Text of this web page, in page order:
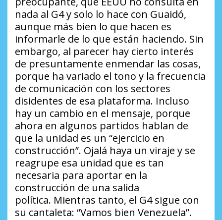
nada al G4 y solo lo hace con Guaidó,
aunque más bien lo que hacen es
informarle de lo que están haciendo. Sin
embargo, al parecer hay cierto interés
de presuntamente enmendar las cosas,
porque ha variado el tono y la frecuencia
de comunicación con los sectores
disidentes de esa plataforma. Incluso
hay un cambio en el mensaje, porque
ahora en algunos partidos hablan de
que la unidad es un “ejercicio en
construcción”. Ojalá haya un viraje y se
reagrupe esa unidad que es tan
necesaria para aportar en la
construcción de una salida
política. Mientras tanto, el G4 sigue con
su cantaleta: “Vamos bien Venezuela”.